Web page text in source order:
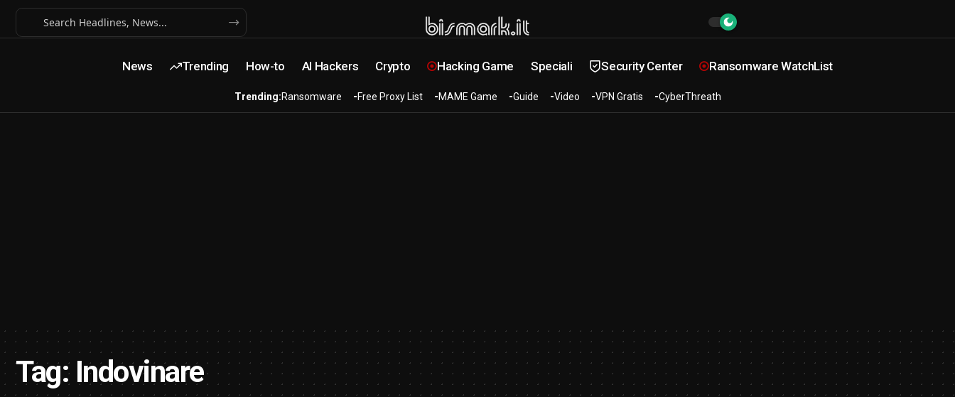
News Trending How-to AI Hackers Crypto Hacking Game Speciali Security Center Ransomware WatchList
Trending:Ransomware Free Proxy List MAME Game Guide Video VPN Gratis CyberThreath
Tag: Indovinare